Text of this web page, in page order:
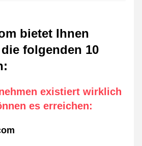
bietet Ihnen
folgenden 10
:
existiert wirklich
es erreichen: